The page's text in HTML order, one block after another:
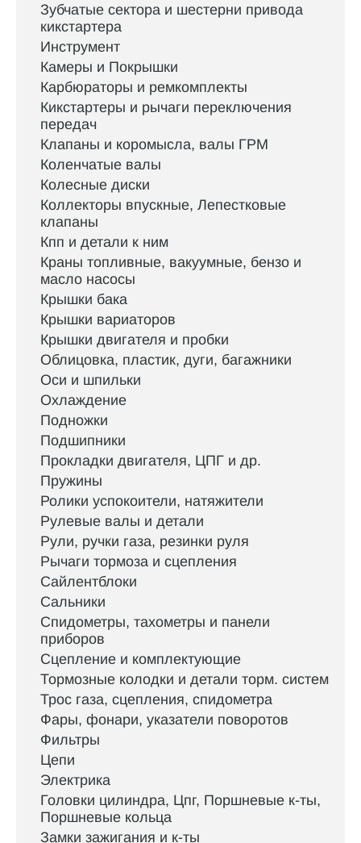
Зубчатые сектора и шестерни привода
кикстартера
Инструмент
Камеры и Покрышки
Карбюраторы и ремкомплекты
Кикстартеры и рычаги переключения
передач
Клапаны и коромысла, валы ГРМ
Коленчатые валы
Колесные диски
Коллекторы впускные, Лепестковые
клапаны
Кпп и детали к ним
Краны топливные, вакуумные, бензо и
масло насосы
Крышки бака
Крышки вариаторов
Крышки двигателя и пробки
Облицовка, пластик, дуги, багажники
Оси и шпильки
Охлаждение
Подножки
Подшипники
Прокладки двигателя, ЦПГ и др.
Пружины
Ролики успокоители, натяжители
Рулевые валы и детали
Рули, ручки газа, резинки руля
Рычаги тормоза и сцепления
Сайлентблоки
Сальники
Спидометры, тахометры и панели
приборов
Сцепление и комплектующие
Тормозные колодки и детали торм. систем
Трос газа, сцепления, спидометра
Фары, фонари, указатели поворотов
Фильтры
Цепи
Электрика
Головки цилиндра, Цпг, Поршневые к-ты,
Поршневые кольца
Замки зажигания и к-ты